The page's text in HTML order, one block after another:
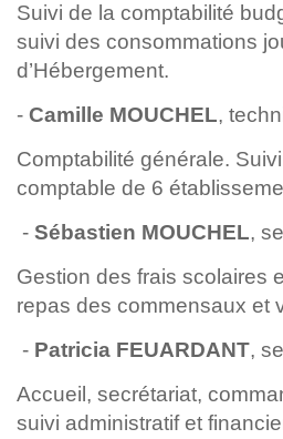
Suivi de la comptabilité
suivi des consommations
d’Hébergement.
- Camille MOUCHEL,
Comptabilité générale.
comptable de 6
- Sébastien MOUCHEL,
Gestion des frais scolaires
repas des commensaux et
- Patricia FEUARDANT,
Accueil, secrétariat,
suivi administratif et